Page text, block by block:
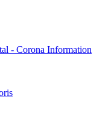
- Corona Information